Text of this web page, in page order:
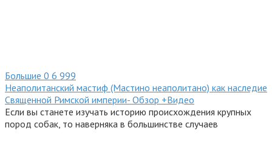
Большие 0 6 999
Неаполитанский мастиф (Мастино неаполитано) как наследие
Священной Римской империи- Обзор +Видео
Если вы станете изучать историю происхождения крупных
пород собак, то наверняка в большинстве случаев